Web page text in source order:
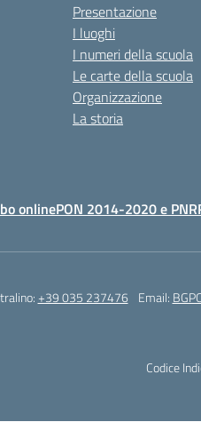
Presentazione
I luoghi
I numeri della scuola
Le carte della scuola
Organizzazione
La storia
onlinePON 2014-2020 e
+39 035 237476 Email:
Codice